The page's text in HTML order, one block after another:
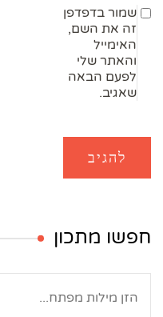
שמור בדפדפן
זה את השם,
האימייל
והאתר שלי
לפעם הבאה
שאגיב.
חפשו מתכון